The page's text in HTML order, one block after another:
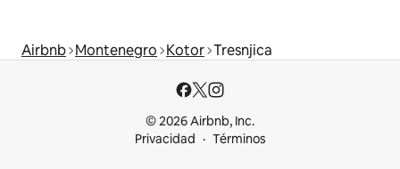
Airbnb Montenegro Kotor Tresnjica
© 2026 Airbnb, Inc.
Privacidad
Términos